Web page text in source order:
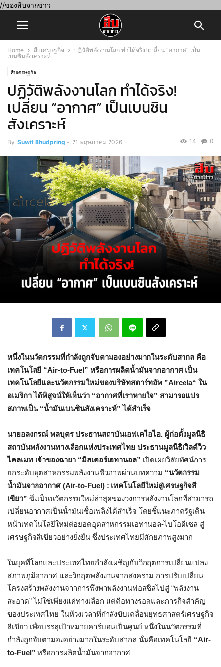
//ของสืบจากข่าว
Home สืบเศรษฐกิจ
ปฏิวัติพลังงานโลก ทำได้จริง! เปลี่ยน “อากาศ” เป็น
เบนซินสังเคราะห์
สืบเศรษฐกิจ
ปฏิวัติพลังงานโลก ทำได้จริง!
เปลี่ยน “อากาศ” เป็นเบนซิน
สังเคราะห์
By Suwit Bhudpring - 21 พฤษภาคม 2026 0
14
หนึ่งในนวัตกรรมที่กำลังถูกจับตามองอย่างมากในระดับสากล คือ
เทคโนโลยี “Air-to-Fuel” หรือการผลิตน้ำมันจากอากาศ เป็น
เทคโนโลยีและนวัตกรรมใหม่ของบริษัทสตาร์ทอัพ ”Aircela“ ใน
อเมริกา ได้พิสูจน์ให้เห็นว่า “อากาศที่เราหายใจ” สามารถแปร
สภาพเป็น “น้ำมันเบนซินสังเคราะห์” ได้สำเร็จ
นายอลงกรณ์ พลบุตร ประธานสถาบันเอฟเคไอไอ. ผู้ก่อตั้งมูลนิธิ
สถาบันพลังงานทางเลือกแห่งประเทศไทย ประธานมูลนิธิเวิลด์วิว
ไคลเมท เจ้าของฉายา “มิสเตอร์เอทานอล” เปิดเผยวิสัยทัศน์การ
ยกระดับอุตสาหกรรมพลังงานชีวภาพผ่านบทความ “นวัตกรรม
น้ำมันจากอากาศ (Air-to-Fuel) : เทคโนโลยีใหม่สู่เศรษฐกิจสี
เขียว” ซึ่งเป็นนวัตกรรมใหม่ล่าสุดของวงการพลังงานโลกที่สามารถ
เปลี่ยนอากาศเป็นน้ำมันเชื้อเพลิงได้สำเร็จ โดยชี้แนะภาครัฐเดิน
หน้าเทคโนโลยีใหม่ต่อยอดอุตสาหกรรมเอทานอล-ไบโอดีเซล สู่
เศรษฐกิจสีเขียวอย่างยั่งยืน ซึ่งประเทศไทยมีศักยภาพสูงมาก
ในยุคที่โลกและประเทศไทยกำลังเผชิญกับวิกฤตการเปลี่ยนแปลง
สภาพภูมิอากาศ และวิกฤตพลังงานจากสงคราม การปรับเปลี่ยน
โครงสร้างพลังงานจากการพึ่งพาพลังงานฟอสซิลไปสู่ “พลังงาน
สะอาด” ไม่ใช่เพียงแค่ทางเลือก แต่คือทางรอดและภารกิจสำคัญ
ของประเทศไทย ในห้วงเวลาที่กำลังขับเคลื่อนยุทธศาสตร์เศรษฐกิจ
สีเขียว เพื่อบรรลุเป้าหมายคาร์บอนเป็นศูนย์ หนึ่งในนวัตกรรมที่
กำลังถูกจับตามองอย่างมากในระดับสากล นั่นคือเทคโนโลยี “Air-
to-Fuel” หรือการผลิตน้ำมันจากอากาศ